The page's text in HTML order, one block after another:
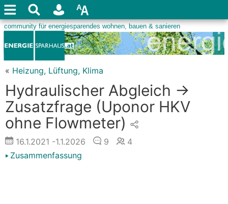
« Heizung, Lüftung, Klima
Hydraulischer Abgleich ->
Zusatzfrage (Uponor HKV
ohne Flowmeter)
16.1.2021 -1.1.2026 9
4
Zusammenfassung